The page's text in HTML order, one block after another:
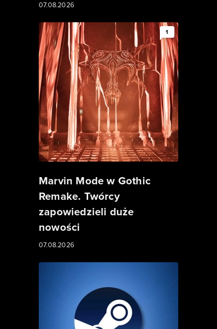
07.08.2026
1
Marvin Mode w Gothic
Remake. Twórcy
zapowiedzieli duże
nowości
07.08.2026